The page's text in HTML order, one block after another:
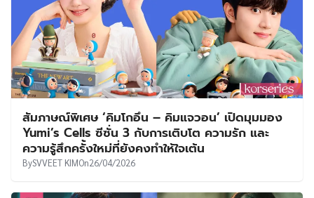
สัมภาษณ์พิเศษ ‘คิมโกอึน – คิมแจวอน’ เปิดมุมมอง
Yumi’s Cells ซีซั่น 3 กับการเติบโต ความรัก และ
ความรู้สึกครั้งใหม่ที่ยังคงทำให้ใจเต้น
BySVVEET KIMOn26/04/2026